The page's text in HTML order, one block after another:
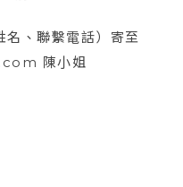
名、聯繫電話）寄至
陳小姐